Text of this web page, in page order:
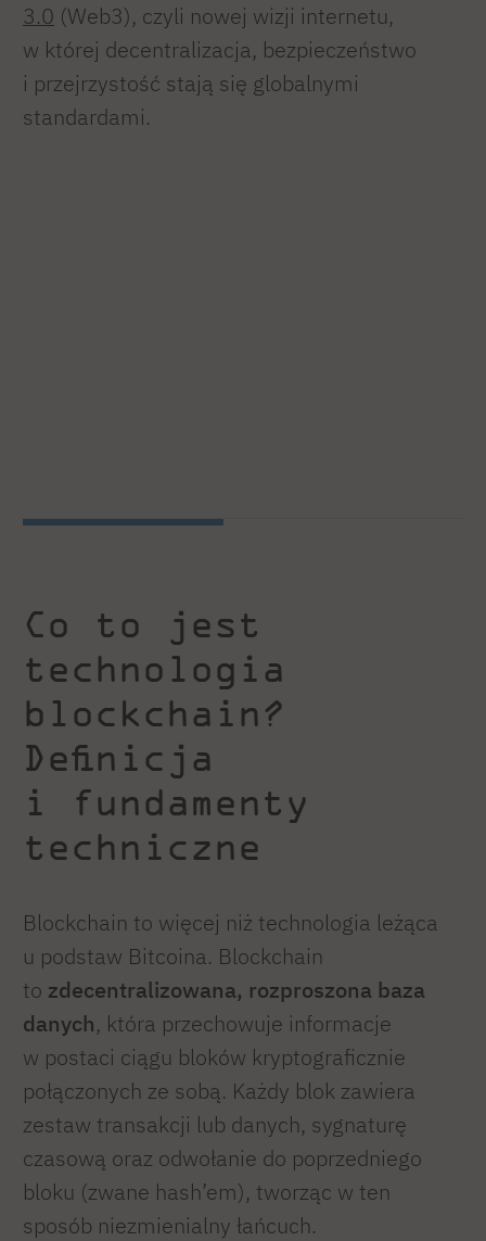
3.0 (Web3), czyli nowej wizji internetu,
w której decentralizacja, bezpieczeństwo
i przejrzystość stają się globalnymi
standardami.
Co to jest
technologia
blockchain?
Definicja
i fundamenty
techniczne
Blockchain to więcej niż technologia leżąca
u podstaw Bitcoina. Blockchain
to zdecentralizowana, rozproszona baza
danych, która przechowuje informacje
w postaci ciągu bloków kryptograficznie
połączonych ze sobą. Każdy blok zawiera
zestaw transakcji lub danych, sygnaturę
czasową oraz odwołanie do poprzedniego
bloku (zwane hash’em), tworząc w ten
sposób niezmienialny łańcuch.